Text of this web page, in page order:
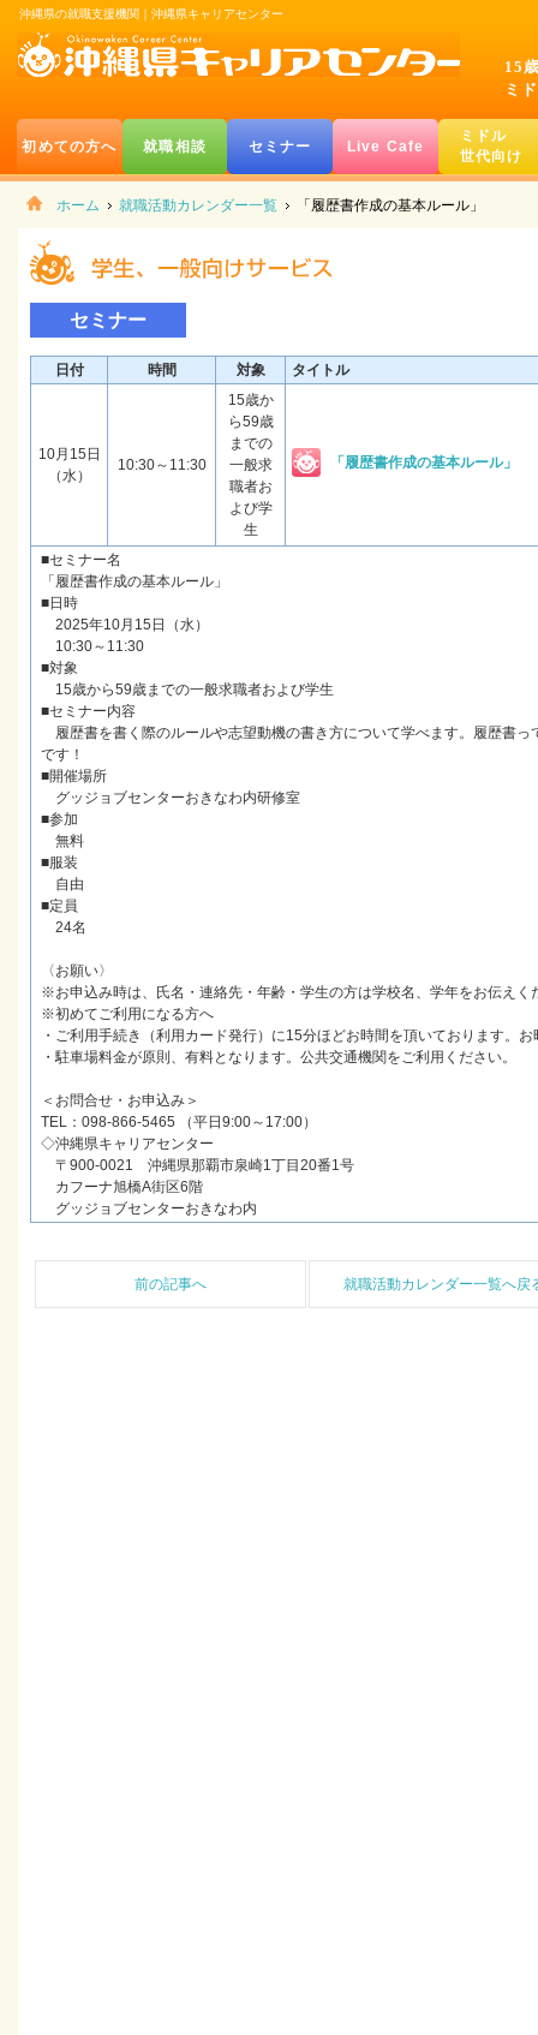
沖縄県の就職支援機関｜沖縄県キャリアセンター
15
ミ
初めての方へ 就職相談 セミナー Live Cafe
ミドル
世代向け
ホーム 就職活動カレンダー一覧 「履歴書作成の基本ルール」
セミナー
日付 時間 対象 タイトル
10月15日
（水）
10:30～11:30
15歳か
ら59歳
までの
一般求
職者お
よび学
生
「履歴書作成の基本ルール」
■セミナー名
「履歴書作成の基本ルール」
■日時
2025年10月15日（水）
10:30～11:30
■対象
15歳から59歳までの一般求職者および学生
■セミナー内容
履歴書を書く際のルールや志望動機の書き方について学べます。履歴書
です！
■開催場所
グッジョブセンターおきなわ内研修室
■参加
無料
■服装
自由
■定員
24名
〈お願い〉
※お申込み時は、氏名・連絡先・年齢・学生の方は学校名、学年をお伝えく
※初めてご利用になる方へ
・ご利用手続き（利用カード発行）に15分ほどお時間を頂いております。
・駐車場料金が原則、有料となります。公共交通機関をご利用ください。
＜お問合せ・お申込み＞
TEL：098-866-5465 （平日9:00～17:00）
◇沖縄県キャリアセンター
〒900-0021 沖縄県那覇市泉崎1丁目20番1号
カフーナ旭橋A街区6階
グッジョブセンターおきなわ内
前の記事へ 就職活動カレンダー一覧へ戻